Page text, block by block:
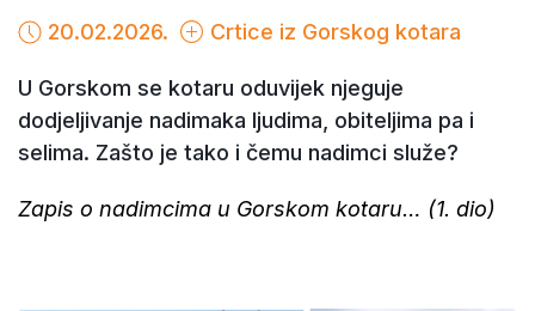
20.02.2026. Crtice iz Gorskog kotara
U Gorskom se kotaru oduvijek njeguje
dodjeljivanje nadimaka ljudima, obiteljima pa i
selima. Zašto je tako i čemu nadimci služe?
Zapis o nadimcima u Gorskom kotaru… (1. dio)